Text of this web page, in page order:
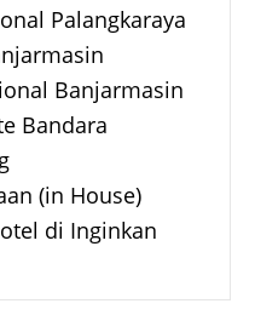
Palangkaraya
Banjarmasin
Bandara
(in House)
di Inginkan